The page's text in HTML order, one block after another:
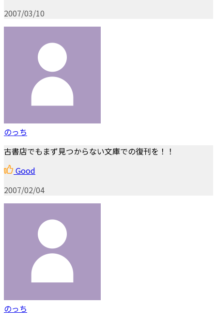
2007/03/10
のっち
古書店でもまず見つからない文庫での復刊を！！
Good
2007/02/04
のっち